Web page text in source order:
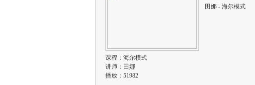
课程： 海尔模式
讲师： 田娜
播放：51982
田娜 - 海尔模式